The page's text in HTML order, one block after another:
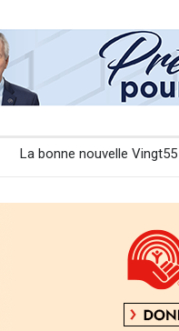
La bonne nouvelle Vingt55